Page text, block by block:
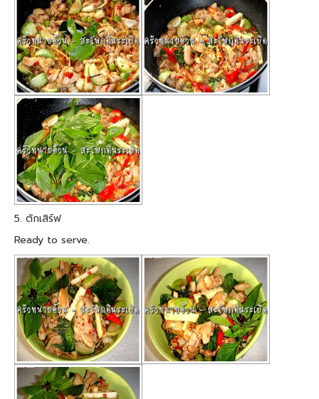
5. ตักเสิร์ฟ
Ready to serve.